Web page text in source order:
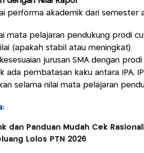
performa akademik dari semester
mata pelajaran pendukung prodi
(apakah stabil atau meningkat).
jurusan SMA dengan prodi
ada pembatasan kaku antara IPA,
selama nilai mata pelajaran
dan Panduan Mudah Cek
Lolos PTN 2026